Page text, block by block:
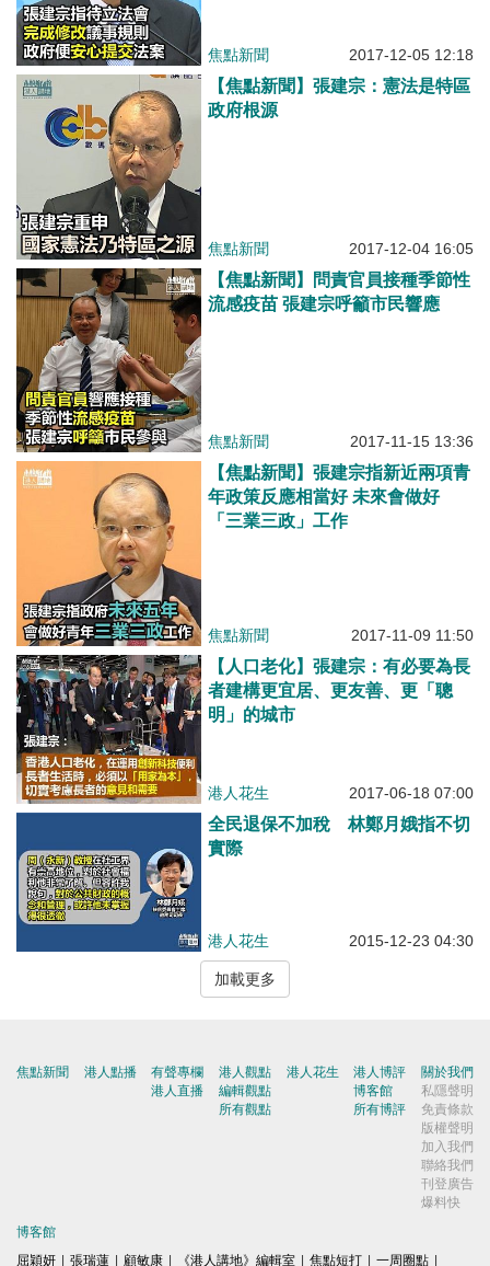
焦點新聞 2017-12-05 12:18
【焦點新聞】張建宗：憲法是特區
政府根源
焦點新聞 2017-12-04 16:05
【焦點新聞】問責官員接種季節性
流感疫苗 張建宗呼籲市民響應
焦點新聞 2017-11-15 13:36
【焦點新聞】張建宗指新近兩項青
年政策反應相當好 未來會做好
「三業三政」工作
焦點新聞 2017-11-09 11:50
【人口老化】張建宗：有必要為長
者建構更宜居、更友善、更「聰
明」的城市
港人花生 2017-06-18 07:00
全民退保不加稅 林鄭月娥指不切
實際
港人花生 2015-12-23 04:30
加載更多
焦點新聞 港人點播
有聲專欄
港人直播
港人觀點
編輯觀點
所有觀點
港人花生
港人博評
博客館
所有博評
關於我們
私隱聲明
免責條款
版權聲明
加入我們
聯絡我們
刊登廣告
爆料快
博客館
屈穎妍
張瑞蓮 顧敏康 《港人講地》編輯室 焦點短打 一周圈點